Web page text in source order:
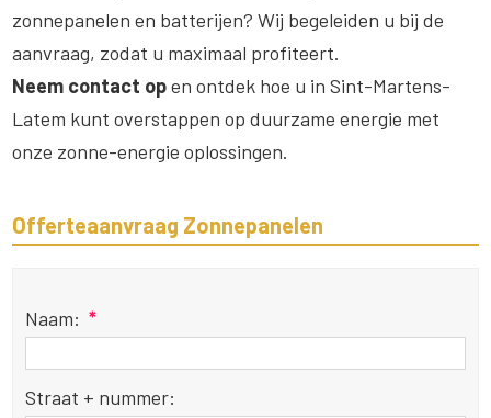
zonnepanelen en batterijen? Wij begeleiden u bij de
aanvraag, zodat u maximaal profiteert.
Neem contact open ontdek hoe u in Sint-Martens-
Latem kunt overstappen op duurzame energie met
onze zonne-energie oplossingen.
Offerteaanvraag Zonnepanelen
Naam: *
Straat + nummer: